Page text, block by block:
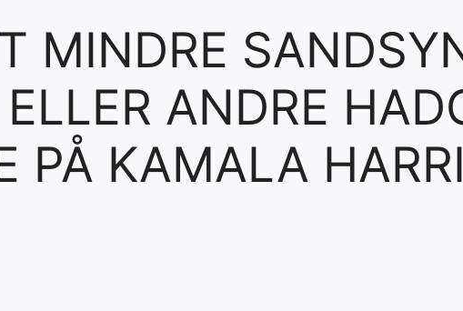
MINDRE
ANDRE
PÅ KAMALA